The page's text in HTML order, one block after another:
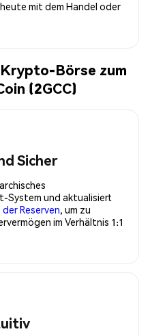
mit dem Handel oder
Börse zum
(2GCC)
Sicher
System und aktualisiert
Reserven, um zu
im Verhältnis 1:1